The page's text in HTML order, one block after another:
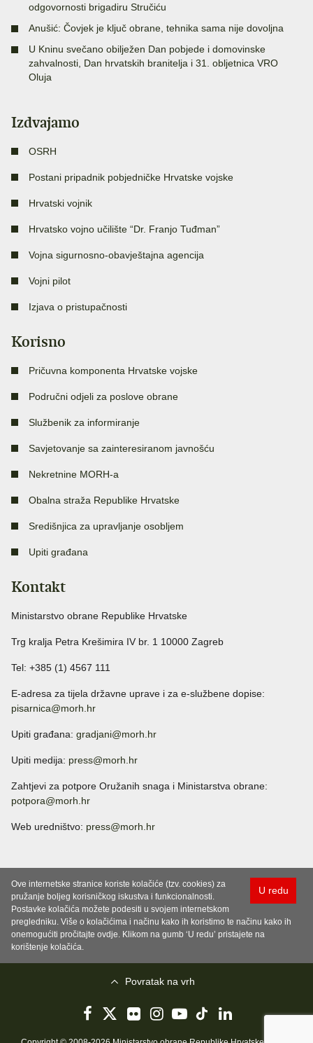
odgovornosti brigadiru Stručiću
Anušić: Čovjek je ključ obrane, tehnika sama nije dovoljna
U Kninu svečano obilježen Dan pobjede i domovinske
zahvalnosti, Dan hrvatskih branitelja i 31. obljetnica VRO
Oluja
Izdvajamo
OSRH
Postani pripadnik pobjedničke Hrvatske vojske
Hrvatski vojnik
Hrvatsko vojno učilište “Dr. Franjo Tuđman”
Vojna sigurnosno-obavještajna agencija
Vojni pilot
Izjava o pristupačnosti
Korisno
Pričuvna komponenta Hrvatske vojske
Područni odjeli za poslove obrane
Službenik za informiranje
Savjetovanje sa zainteresiranom javnošću
Nekretnine MORH-a
Obalna straža Republike Hrvatske
Središnjica za upravljanje osobljem
Upiti građana
Kontakt
Ministarstvo obrane Republike Hrvatske
Trg kralja Petra Krešimira IV br. 1 10000 Zagreb
Tel: +385 (1) 4567 111
E-adresa za tijela državne uprave i za e-službene dopise:
pisarnica@morh.hr
Upiti građana: gradjani@morh.hr
Upiti medija: press@morh.hr
Zahtjevi za potpore Oružanih snaga i Ministarstva obrane:
potpora@morh.hr
Web uredništvo: press@morh.hr
U redu
Ove internetske stranice koriste kolačiće (tzv. cookies) za
pružanje boljeg korisničkog iskustva i funkcionalnosti.
Postavke kolačića možete podesiti u svojem internetskom
pregledniku. Više o kolačićima i načinu kako ih koristimo te načinu kako ih
onemogućiti pročitajte ovdje. Klikom na gumb ‘U redu’ pristajete na
korištenje kolačića.
Povratak na vrh